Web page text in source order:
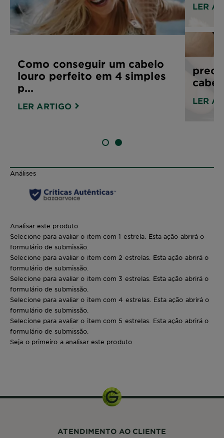
Como conseguir um cabelo
louro perfeito em 4 simples
p...
LER ARTIGO
LER
LER
SLIDE 1SLIDE 2
Análises
Analisar este produto
Selecione para avaliar o item com 1 estrela. Esta ação abrirá o
formulário de submissão.
Selecione para avaliar o item com 2 estrelas. Esta ação abrirá o
formulário de submissão.
Selecione para avaliar o item com 3 estrelas. Esta ação abrirá o
formulário de submissão.
Selecione para avaliar o item com 4 estrelas. Esta ação abrirá o
formulário de submissão.
Selecione para avaliar o item com 5 estrelas. Esta ação abrirá o
formulário de submissão.
Seja o primeiro a analisar este produto
ATENDIMENTO AO CLIENTE